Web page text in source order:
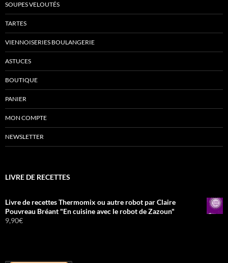
SOUPES VELOUTÉS
TARTES
VIENNOISERIES BOULANGERIE
ASTUCES
BOUTIQUE
PANIER
MON COMPTE
NEWSLETTER
LIVRE DE RECETTES
Livre de recettes Thermomix ou autre robot par Claire
Pouvreau Bréant "En cuisine avec le robot de Zazoun"
9,90€